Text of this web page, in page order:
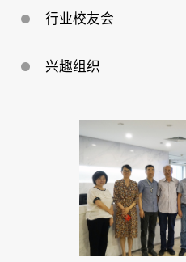
行业校友会
兴趣组织